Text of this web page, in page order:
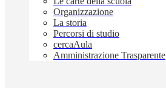
Organizzazione
La storia
Percorsi di studio
cercaAula
Amministrazione Trasparente